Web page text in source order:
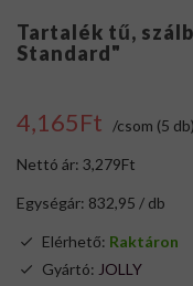
Tartalék tű,
Standard"
4,165Ft /csom (5 db)
Nettó ár: 3,279Ft
Egységár: 832,95 / db
Elérhető: Raktáron
Gyártó: JOLLY